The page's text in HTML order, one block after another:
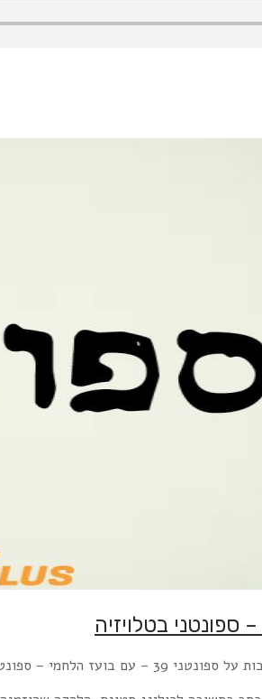
על ספונטני 39 – עם בועז הלחמי – ספונטני בטלויזיה